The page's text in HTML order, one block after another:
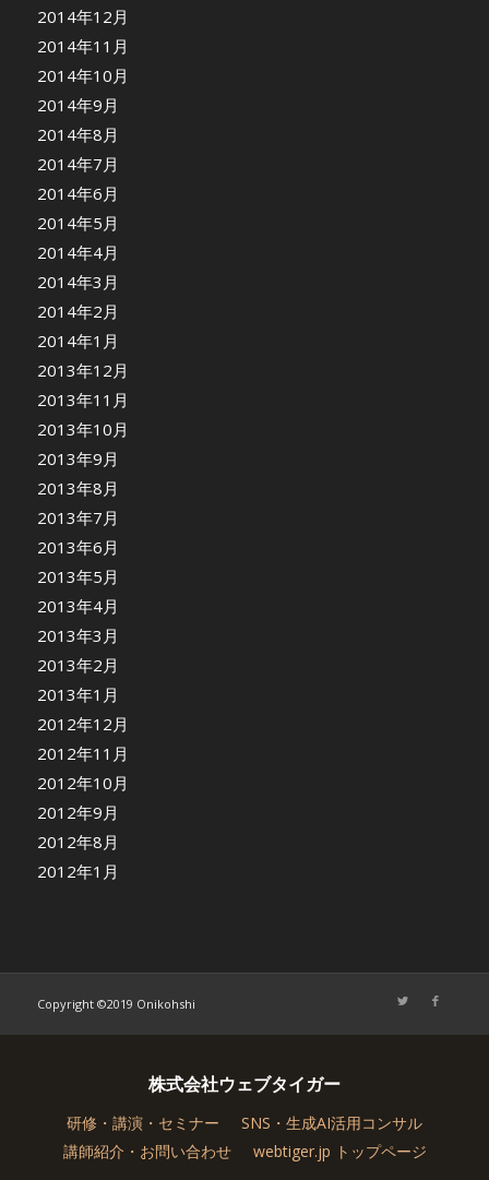
2014年12月
2014年11月
2014年10月
2014年9月
2014年8月
2014年7月
2014年6月
2014年5月
2014年4月
2014年3月
2014年2月
2014年1月
2013年12月
2013年11月
2013年10月
2013年9月
2013年8月
2013年7月
2013年6月
2013年5月
2013年4月
2013年3月
2013年2月
2013年1月
2012年12月
2012年11月
2012年10月
2012年9月
2012年8月
2012年1月
Copyright ©2019 Onikohshi
株式会社ウェブタイガー
研修・講演・セミナー
SNS・生成AI活用コンサル
講師紹介・お問い合わせ
webtiger.jp トップページ